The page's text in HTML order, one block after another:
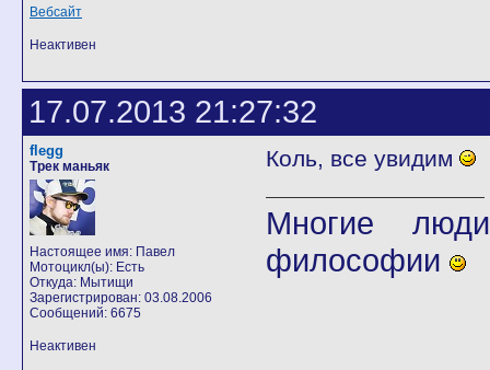
Вебсайт
Неактивен
17.07.2013 21:27:32
flegg
Трек маньяк
Настоящее имя: Павел
Мотоцикл(ы): Есть
Откуда: Мытищи
Зарегистрирован: 03.08.2006
Сообщений: 6675
Коль, все увидим
Многие
философии
Неактивен